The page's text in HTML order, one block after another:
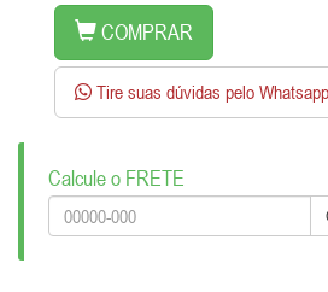
COMPRAR
Tire suas dúvidas pelo Whatsapp
Calcule o FRETE